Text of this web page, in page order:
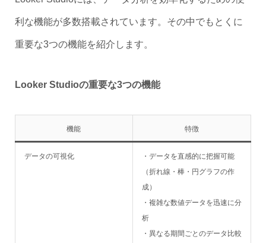
利な機能が多数搭載されています。その中でもとくに
重要な3つの機能を紹介します。
Looker Studioの重要な3つの機能
機能 特徴
データの可視化
・データを直感的に把握可能
（折れ線・棒・円グラフの作
成）
・複雑な数値データを迅速に分
析
・異なる期間ごとのデータ比較